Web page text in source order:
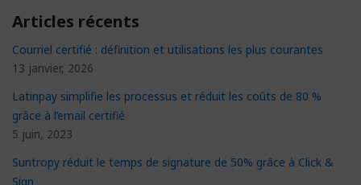
Articles récents
Courriel certifié : définition et utilisations les plus courantes
13 janvier, 2026
Latinpay simplifie les processus et réduit les coûts de 80 %
grâce à l’email certifié
5 juin, 2023
Suntropy réduit le temps de signature de 50% grâce à Click &
Sign